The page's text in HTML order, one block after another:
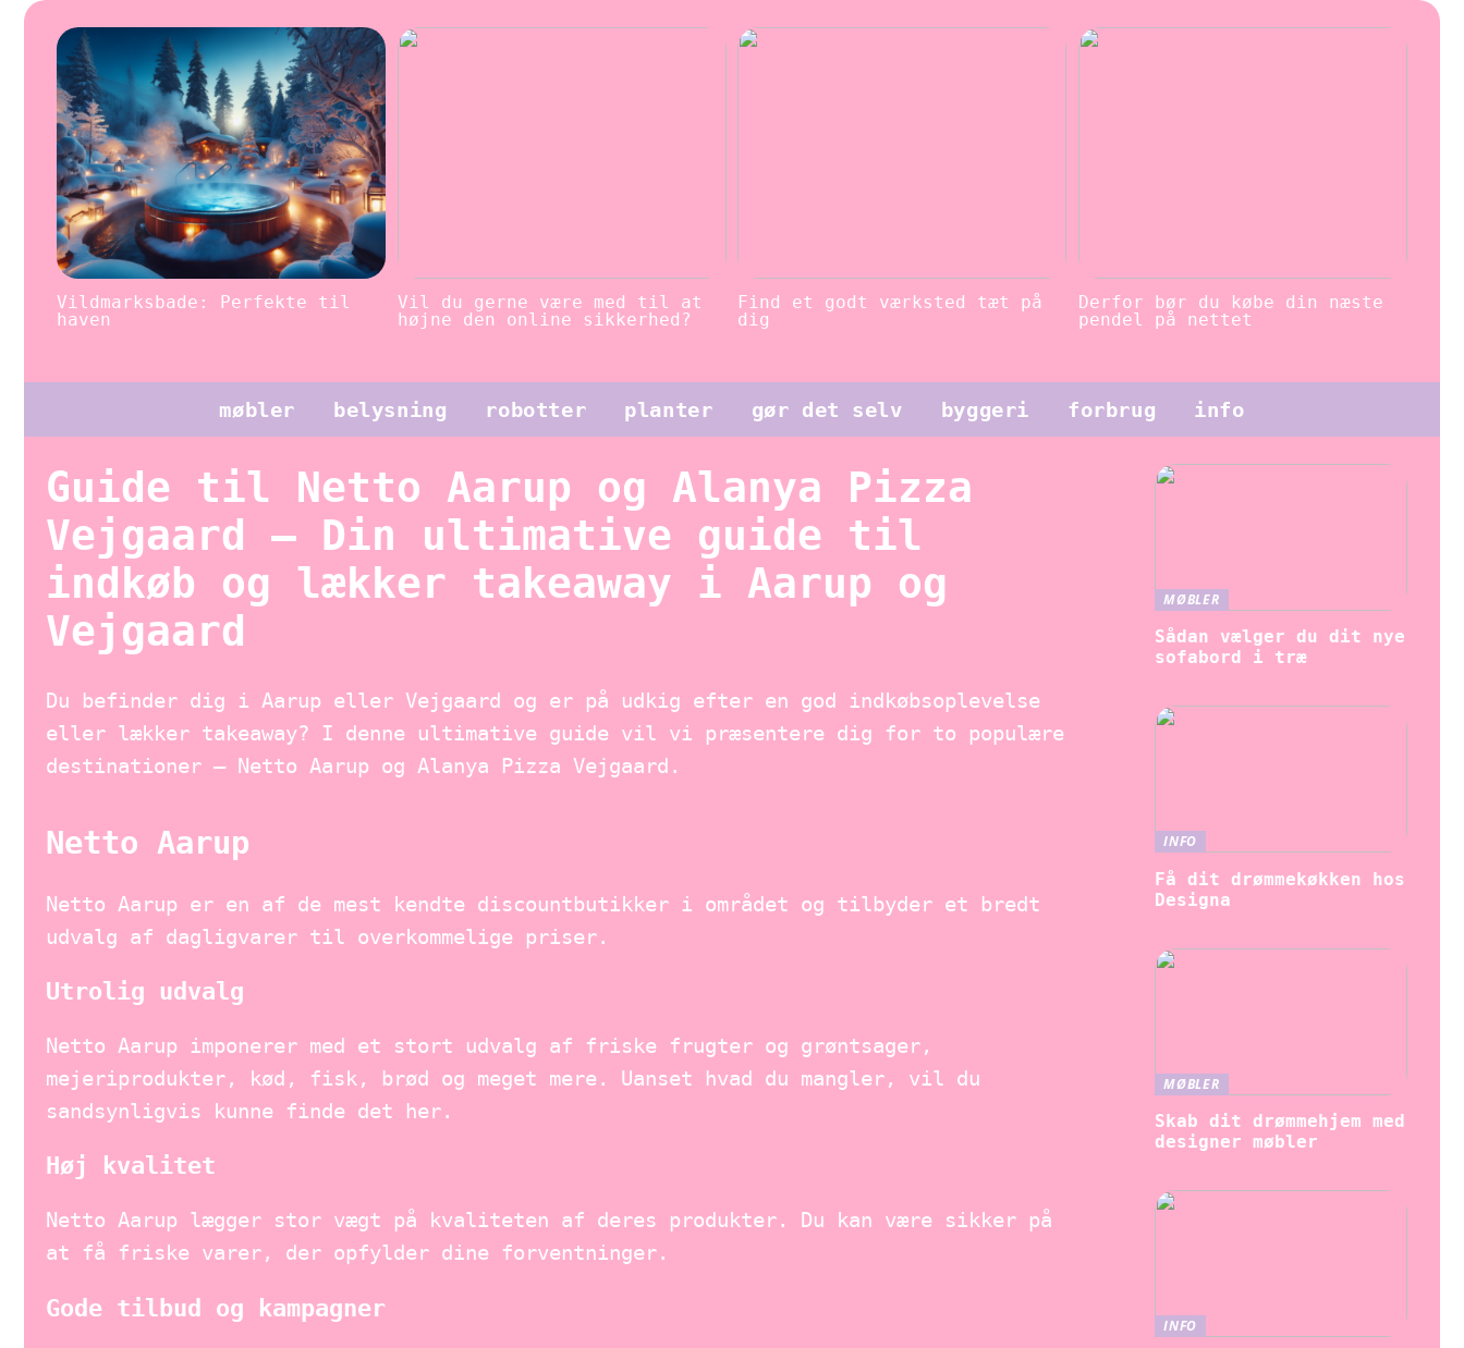
Vildmarksbade: Perfekte til
haven
Vil du gerne være med til at
højne den online sikkerhed?
Find et godt værksted tæt på
dig
Derfor bør du købe din næste
pendel på nettet
møbler belysning robotter planter gør det selv byggeri forbrug info
Guide til Netto Aarup og Alanya Pizza
Vejgaard – Din ultimative guide til
indkøb og lækker takeaway i Aarup og
Vejgaard
Du befinder dig i Aarup eller Vejgaard og er på udkig efter en god indkøbsoplevelse
eller lækker takeaway? I denne ultimative guide vil vi præsentere dig for to populære
destinationer – Netto Aarup og Alanya Pizza Vejgaard.
Netto Aarup
Netto Aarup er en af de mest kendte discountbutikker i området og tilbyder et bredt
udvalg af dagligvarer til overkommelige priser.
Utrolig udvalg
Netto Aarup imponerer med et stort udvalg af friske frugter og grøntsager,
mejeriprodukter, kød, fisk, brød og meget mere. Uanset hvad du mangler, vil du
sandsynligvis kunne finde det her.
Høj kvalitet
Netto Aarup lægger stor vægt på kvaliteten af deres produkter. Du kan være sikker på
at få friske varer, der opfylder dine forventninger.
Gode tilbud og kampagner
MØBLER
Sådan vælger du dit nye
sofabord i træ
INFO
Få dit drømmekøkken hos
Designa
MØBLER
Skab dit drømmehjem med
designer møbler
INFO